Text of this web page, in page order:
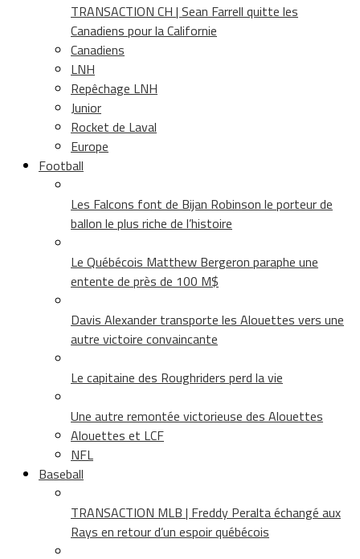
TRANSACTION CH | Sean Farrell quitte les
Canadiens pour la Californie
Canadiens
LNH
Repêchage LNH
Junior
Rocket de Laval
Europe
Football
Les Falcons font de Bijan Robinson le porteur de
ballon le plus riche de l’histoire
Le Québécois Matthew Bergeron paraphe une
entente de près de 100 M$
Davis Alexander transporte les Alouettes vers une
autre victoire convaincante
Le capitaine des Roughriders perd la vie
Une autre remontée victorieuse des Alouettes
Alouettes et LCF
NFL
Baseball
TRANSACTION MLB | Freddy Peralta échangé aux
Rays en retour d’un espoir québécois